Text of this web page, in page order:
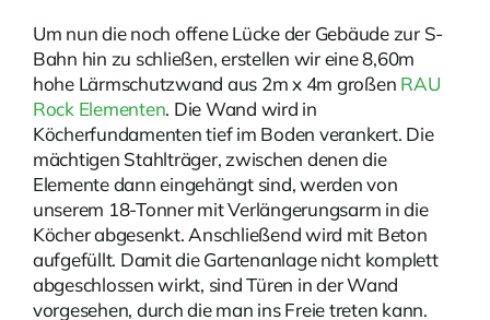
Um nun die noch offene Lücke der Gebäude zur S-
Bahn hin zu schließen, erstellen wir eine 8,60m
hohe Lärmschutzwand aus 2m x 4m großen RAU
Rock Elementen. Die Wand wird in
Köcherfundamenten tief im Boden verankert. Die
mächtigen Stahlträger, zwischen denen die
Elemente dann eingehängt sind, werden von
unserem 18-Tonner mit Verlängerungsarm in die
Köcher abgesenkt. Anschließend wird mit Beton
aufgefüllt. Damit die Gartenanlage nicht komplett
abgeschlossen wirkt, sind Türen in der Wand
vorgesehen, durch die man ins Freie treten kann.